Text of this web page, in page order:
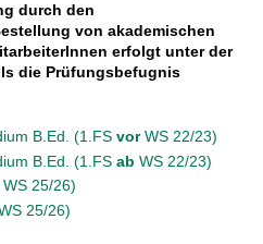
durch den
von akademischen
erfolgt unter der
die Prüfungsbefugnis
B.Ed. (1.FS vorWS 22/23)
B.Ed. (1.FS ab WS 22/23)
25/26)
25/26)